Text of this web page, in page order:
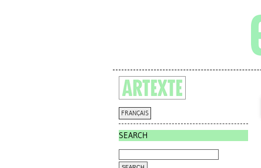
FRANÇAIS
SEARCH